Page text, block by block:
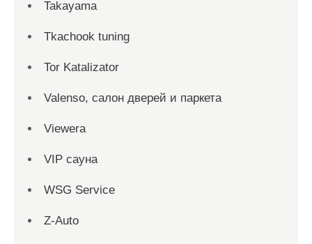
Takayama
Tkachook tuning
Tor Katalizator
Valenso, салон дверей и паркета
Viewera
VIP сауна
WSG Service
Z-Auto